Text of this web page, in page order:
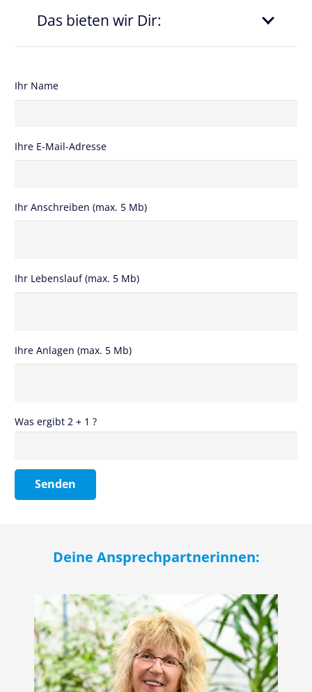
Das bieten wir Dir:
Ihr Name
Ihre E-Mail-Adresse
Ihr Anschreiben (max. 5 Mb)
Ihr Lebenslauf (max. 5 Mb)
Ihre Anlagen (max. 5 Mb)
Was ergibt 2 + 1 ?
Deine Ansprechpartnerinnen: